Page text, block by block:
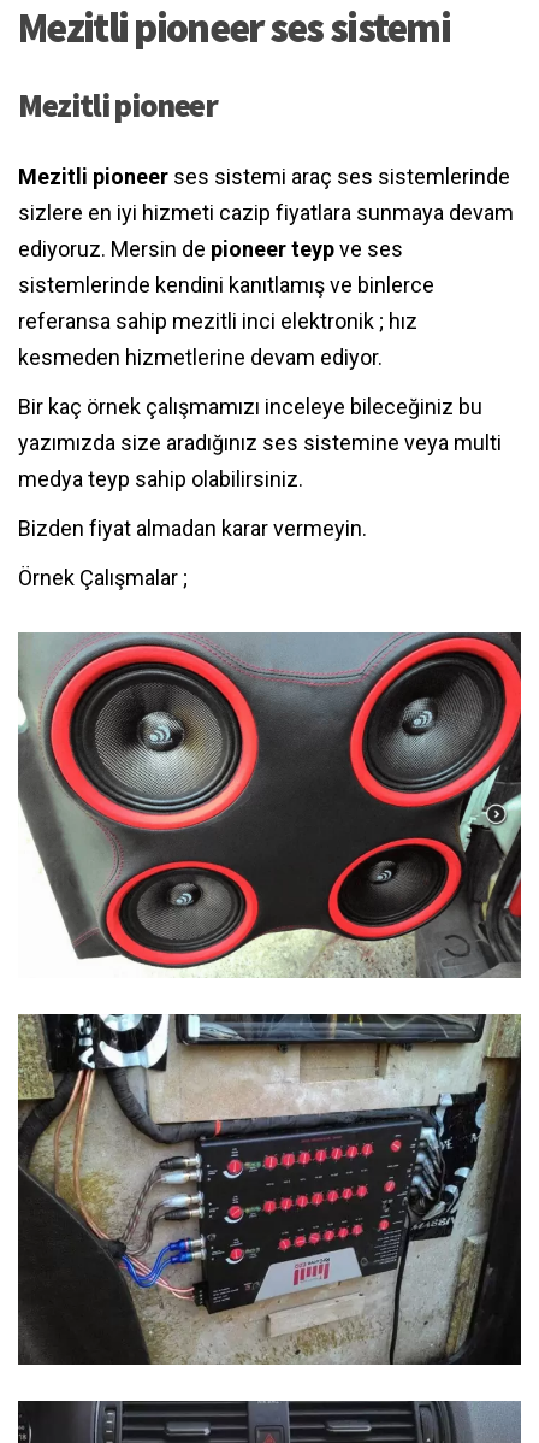
Mezitli pioneer ses sistemi
Mezitli pioneer
Mezitli pioneer ses sistemi araç ses sistemlerinde
sizlere en iyi hizmeti cazip fiyatlara sunmaya devam
ediyoruz. Mersin de pioneer teypve ses
sistemlerinde kendini kanıtlamış ve binlerce
referansa sahip mezitli inci elektronik ; hız
kesmeden hizmetlerine devam ediyor.
Bir kaç örnek çalışmamızı inceleye bileceğiniz bu
yazımızda size aradığınız ses sistemine veya multi
medya teyp sahip olabilirsiniz.
Bizden fiyat almadan karar vermeyin.
Örnek Çalışmalar ;